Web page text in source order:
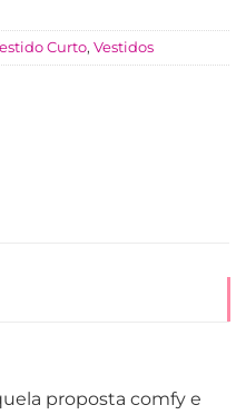
Curto, Vestidos
proposta comfy e